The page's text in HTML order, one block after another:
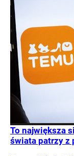
To największa
świata patrzy z